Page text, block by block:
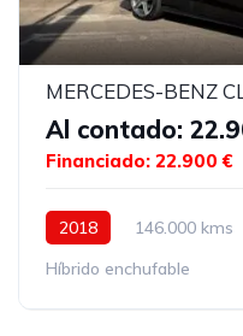
MERCEDES-BENZ
Al contado:
Financiado: 22.900 €
2018 146.000 kms
Híbrido enchufable